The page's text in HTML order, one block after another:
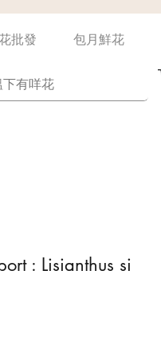
批發 包月鮮花
: Lisianthus si